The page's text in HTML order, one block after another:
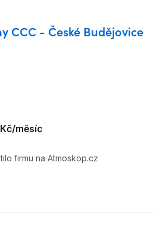
CCC - České Budějovice
měsíc
firmu na Atmoskop.cz